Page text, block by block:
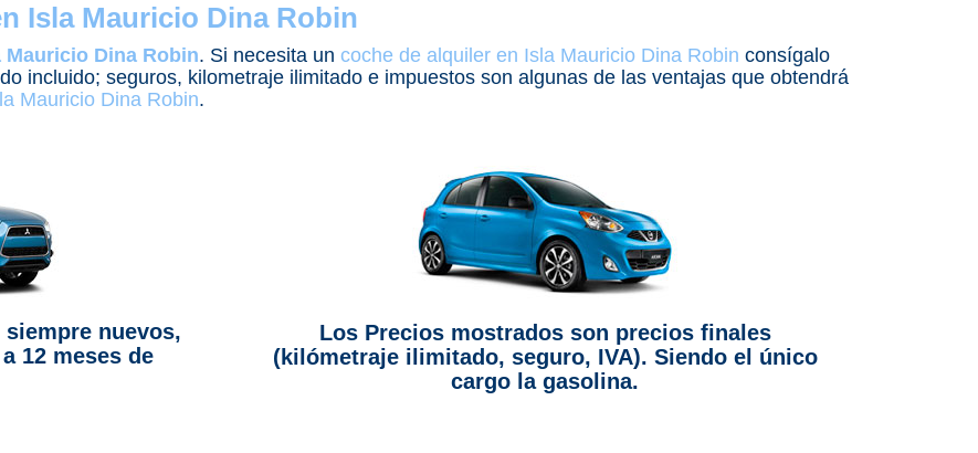
Isla Mauricio Dina Robin
Dina Robin. Si necesita un coche de alquiler en Isla Mauricio Dina Robin consígalo
incluido; seguros, kilometraje ilimitado e impuestos son algunas de las ventajas que obtendrá
Mauricio Dina Robin.
nuevos,
12 meses de
Los Precios mostrados son precios finales
(kilómetraje ilimitado, seguro, IVA). Siendo el único
cargo la gasolina.